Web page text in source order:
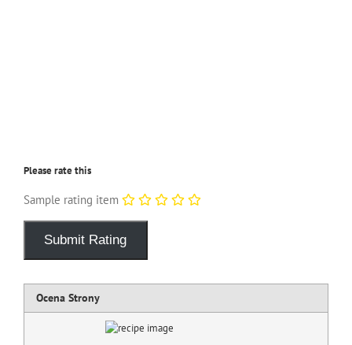
Please rate this
Sample rating item
Ocena Strony